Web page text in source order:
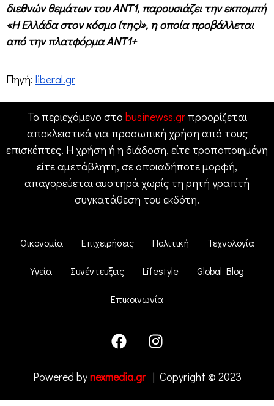
διεθνών θεμάτων του ΑΝΤ1, παρουσιάζει την εκπομπή
«Η Ελλάδα στον κόσμο (της)», η οποία προβάλλεται
από την πλατφόρμα ΑΝΤ1+
Πηγή: liberal.gr
Το περιεχόμενο στο businewss.grπροορίζεται
αποκλειστικά για προσωπική χρήση από τους
επισκέπτες. Η χρήση ή η διάδοση, είτε τροποποιημένη
είτε αμετάβλητη, σε οποιαδήποτε μορφή,
απαγορεύεται αυστηρά χωρίς τη ρητή γραπτή
συγκατάθεση του εκδότη.
Οικονομία Επιχειρήσεις Πολιτική Τεχνολογία
Υγεία Συνέντευξεις Lifestyle Global Blog
Επικοινωνία
Powered bynexmedia.gr| Copyright © 2023